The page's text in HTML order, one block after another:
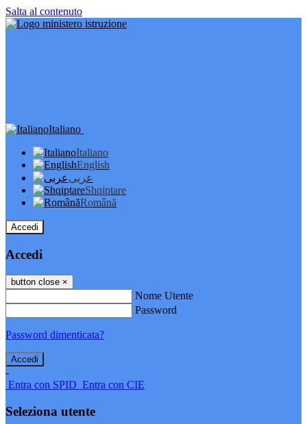
Salta al contenuto
Italiano
Italiano
English
عربى
Shqiptare
Română
Accedi
Accedi
button close ×
Nome Utente
Password
Password dimenticata?
-
Entra con SPID Entra con CIE
Seleziona utente